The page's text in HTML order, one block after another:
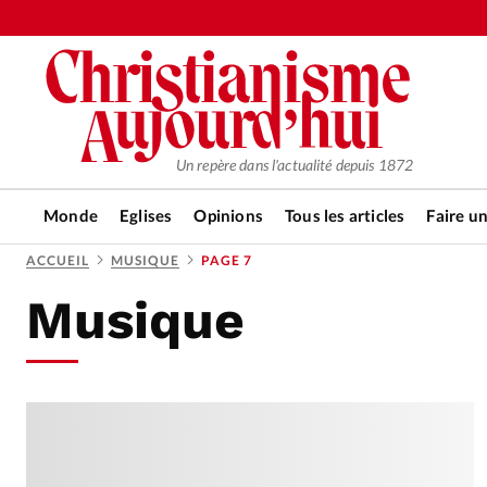
Un repère dans l'actualité depuis 1872
Monde Eglises Opinions Tous les articles Faire
RUBRIQUES
Tous les articles
ACCUEIL MUSIQUE PAGE 7
Musique